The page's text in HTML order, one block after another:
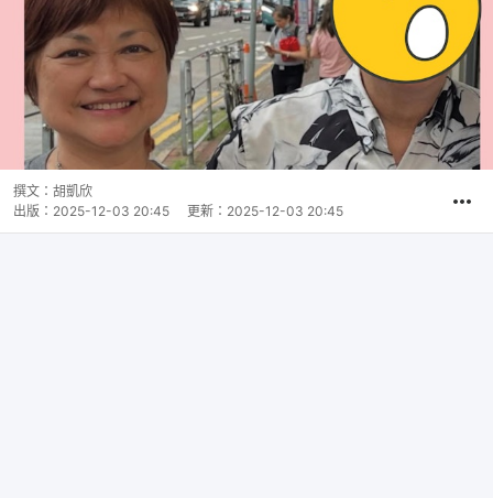
撰文： 胡凱欣
出版： 2025-12-03 20:45 更新： 2025-12-03 20:45